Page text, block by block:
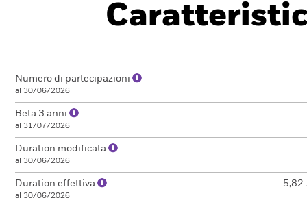
Numero di partecipazioni
al 30/06/2026
Beta 3 anni
al 31/07/2026
Duration modificata
al 30/06/2026
Duration effettiva
al 30/06/2026
5,82